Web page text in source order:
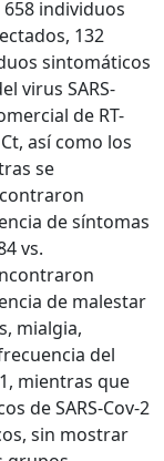
individuos
132
sintomáticos
virus SARS-
de RT-
así como los
se
de síntomas
vs.
de malestar
mialgia,
del
mientras que
de SARS-Cov-2
sin mostrar